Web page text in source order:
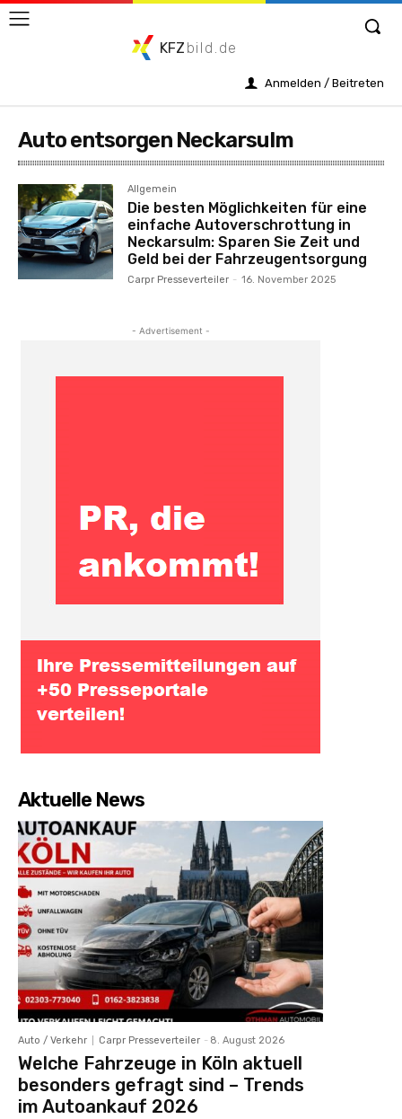
KFZ bild.de
Anmelden / Beitreten
Auto entsorgen Neckarsulm
Allgemein
Die besten Möglichkeiten für eine
einfache Autoverschrottung in
Neckarsulm: Sparen Sie Zeit und
Geld bei der Fahrzeugentsorgung
Carpr Presseverteiler - 16. November 2025
- Advertisement -
Aktuelle News
Auto / Verkehr Carpr Presseverteiler - 8. August 2026
Welche Fahrzeuge in Köln aktuell
besonders gefragt sind – Trends
im Autoankauf 2026